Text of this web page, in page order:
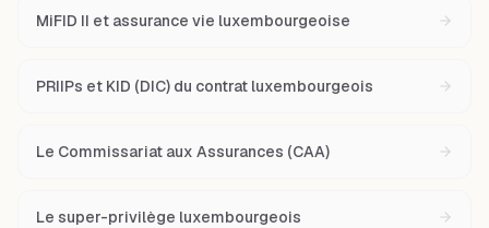
MiFID II et assurance vie luxembourgeoise
PRIIPs et KID (DIC) du contrat luxembourgeois
Le Commissariat aux Assurances (CAA)
Le super-privilège luxembourgeois